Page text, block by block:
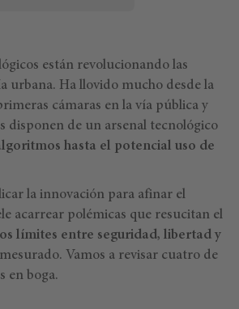
están revolucionando las
urbana. Ha llovido mucho desde la
cámaras en la vía pública y
disponen de un arsenal tecnológico
hasta el potencial uso de
la innovación para afinar el
acarrear polémicas que resucitan el
límites entre seguridad, libertad y
Vamos a revisar cuatro de
en boga.